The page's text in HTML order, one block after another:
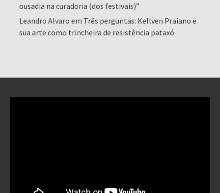
ousadia na curadoria (dos festivais)”
Leandro Alvaro em Três perguntas: Kellven Praiano e
sua arte como trincheira de resistência pataxó